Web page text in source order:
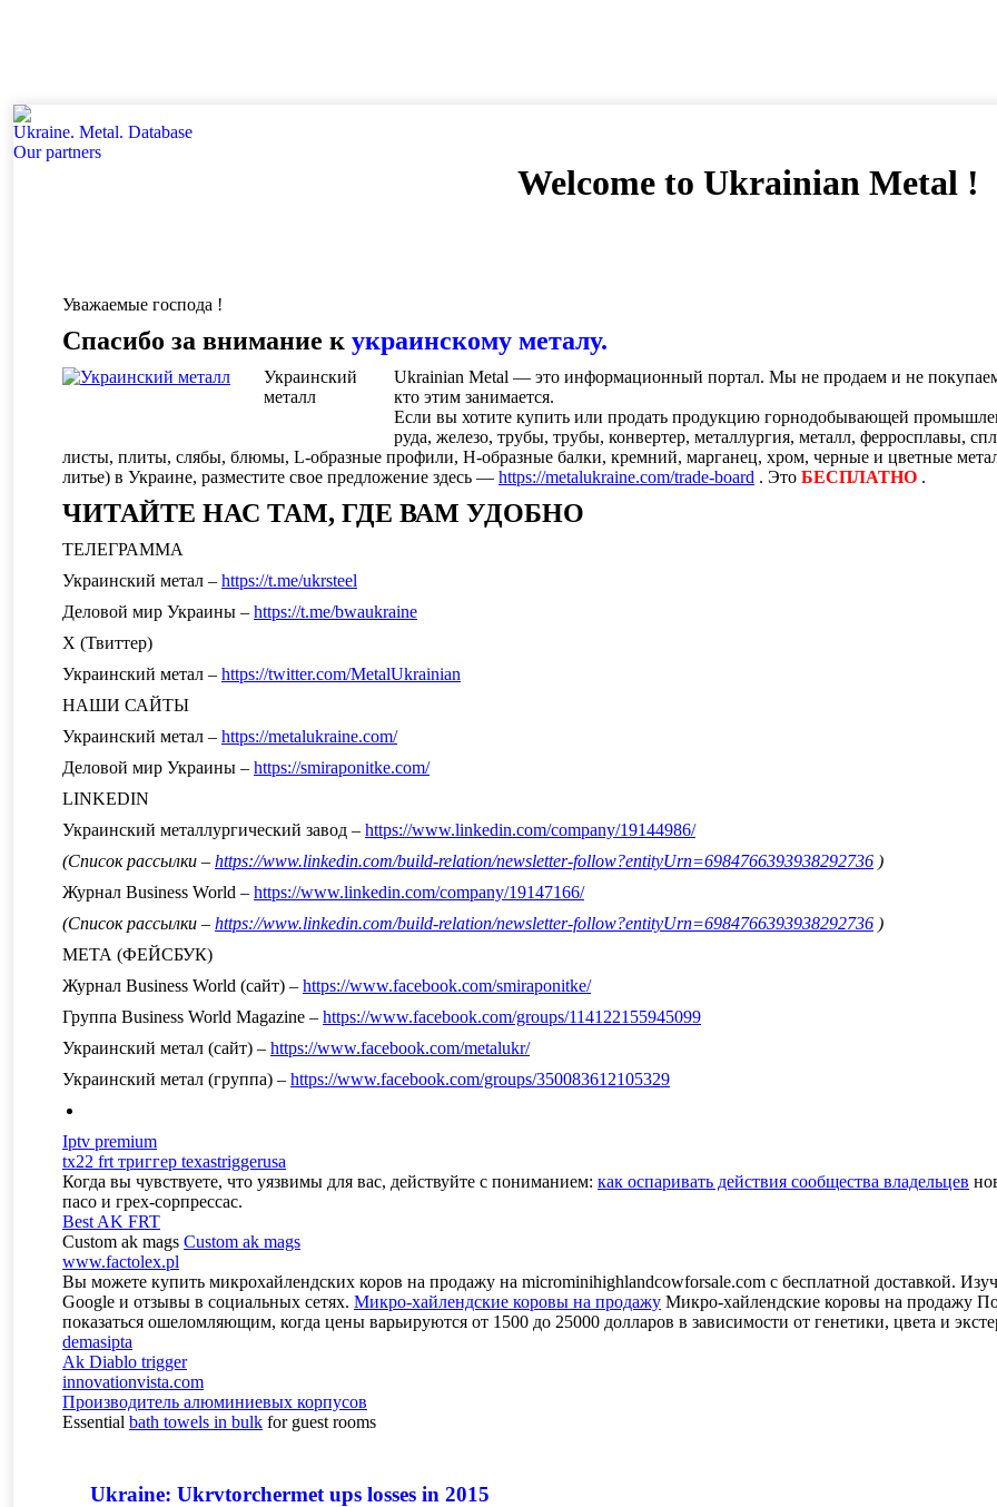
Ukraine. Metal. Database
Our partners
Welcome to Ukrainian Metal !
Уважаемые господа !
Спасибо за внимание к украинскому металу.
Украинский
металл
Ukrainian Metal — это информационный портал. Мы не продаем и не
кто этим занимается.
Если вы хотите купить или продать продукцию горнодобывающей
руда, железо, трубы, трубы, конвертер, металлургия, металл, ферросплавы,
листы, плиты, слябы, блюмы, L-образные профили, H-образные балки, кремний, марганец, хром, черные и цветные
литье) в Украине, разместите свое предложение здесь — https://metalukraine.com/trade-board . Это БЕСПЛАТНО .
ЧИТАЙТЕ НАС ТАМ, ГДЕ ВАМ УДОБНО
ТЕЛЕГРАММА
Украинский метал – https://t.me/ukrsteel
Деловой мир Украины – https://t.me/bwaukraine
Х (Твиттер)
Украинский метал – https://twitter.com/MetalUkrainian
НАШИ САЙТЫ
Украинский метал – https://metalukraine.com/
Деловой мир Украины – https://smiraponitke.com/
LINKEDIN
Украинский металлургический завод – https://www.linkedin.com/company/19144986/
(Список рассылки – https://www.linkedin.com/build-relation/newsletter-follow?entityUrn=6984766393938292736 )
Журнал Business World – https://www.linkedin.com/company/19147166/
(Список рассылки – https://www.linkedin.com/build-relation/newsletter-follow?entityUrn=6984766393938292736 )
МЕТА (ФЕЙСБУК)
Журнал Business World (сайт) – https://www.facebook.com/smiraponitke/
Группа Business World Magazine – https://www.facebook.com/groups/114122155945099
Украинский метал (сайт) – https://www.facebook.com/metalukr/
Украинский метал (группа) – https://www.facebook.com/groups/350083612105329
Iptv premium
tx22 frt триггер texastriggerusa
Когда вы чувствуете, что уязвимы для вас, действуйте с пониманием: как оспаривать действия сообщества владельцев
пасо и грех-сорпрессас.
Best AK FRT
Custom ak mags Custom ak mags
www.factolex.pl
Вы можете купить микрохайлендских коров на продажу на microminihighlandcowforsale.com с бесплатной доставкой.
Google и отзывы в социальных сетях. Микро-хайлендские коровы на продажу Микро-хайлендские коровы на продажу
показаться ошеломляющим, когда цены варьируются от 1500 до 25000 долларов в зависимости от генетики, цвета и
demasipta
Ak Diablo trigger
innovationvista.com
Производитель алюминиевых корпусов
Essential bath towels in bulk for guest rooms
Ukraine: Ukrvtorchermet ups losses in 2015